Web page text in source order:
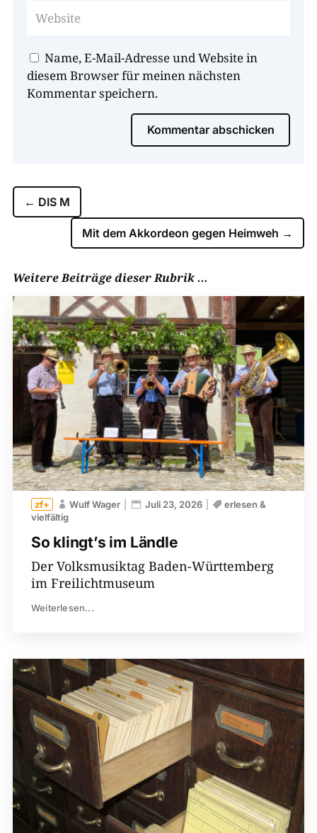
Name, E-Mail-Adresse und Website in
diesem Browser für meinen nächsten
Kommentar speichern.
Kommentar abschicken
← DIS M
Mit dem Akkordeon gegen Heimweh →
Weitere Beiträge dieser Rubrik …
So klingt’s im Ländle
Wulf Wager Juli 23, 2026
erlesen &
vielfältig
Der Volksmusiktag Baden-Württemberg
im Freilichtmuseum
Weiterlesen...